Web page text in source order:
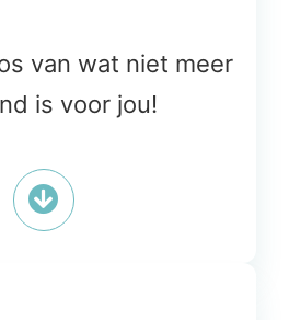
van wat niet meer
is voor jou!